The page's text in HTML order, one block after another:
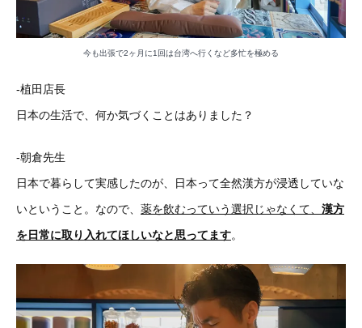
今も出張で2ヶ月に1回は台湾へ行くなど多忙を極める
-植田店長
日本の生活で、何か気づくことはありました？
-朝倉先生
日本で暮らして実感したのが、日本って全然漢方が浸透していな
いということ。なので、 薬を飲むっていう選択じゃなくて、 漢方
を日常に取り入れてほしいなと思ってます。